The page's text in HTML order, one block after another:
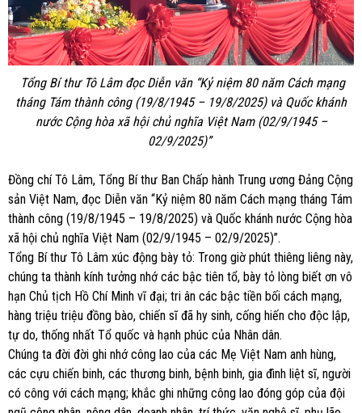
Tổng Bí thư Tô Lâm đọc Diễn văn “Kỷ niệm 80 năm Cách mạng
tháng Tám thành công (19/8/1945 – 19/8/2025) và Quốc khánh
nước Cộng hòa xã hội chủ nghĩa Việt Nam (02/9/1945 –
02/9/2025)”
Đồng chí Tô Lâm, Tổng Bí thư Ban Chấp hành Trung ương Đảng Cộng
sản Việt Nam, đọc Diễn văn “Kỷ niệm 80 năm Cách mạng tháng Tám
thành công (19/8/1945 – 19/8/2025) và Quốc khánh nước Cộng hòa
xã hội chủ nghĩa Việt Nam (02/9/1945 – 02/9/2025)”.
Tổng Bí thư Tô Lâm xúc động bày tỏ: Trong giờ phút thiêng liêng này,
chúng ta thành kính tưởng nhớ các bậc tiên tổ, bày tỏ lòng biết ơn vô
hạn Chủ tịch Hồ Chí Minh vĩ đại; tri ân các bậc tiền bối cách mạng,
hàng triệu triệu đồng bào, chiến sĩ đã hy sinh, cống hiến cho độc lập,
tự do, thống nhất Tổ quốc và hạnh phúc của Nhân dân.
Chúng ta đời đời ghi nhớ công lao của các Mẹ Việt Nam anh hùng,
các cựu chiến binh, các thương binh, bệnh binh, gia đình liệt sĩ, người
có công với cách mạng; khắc ghi những công lao đóng góp của đội